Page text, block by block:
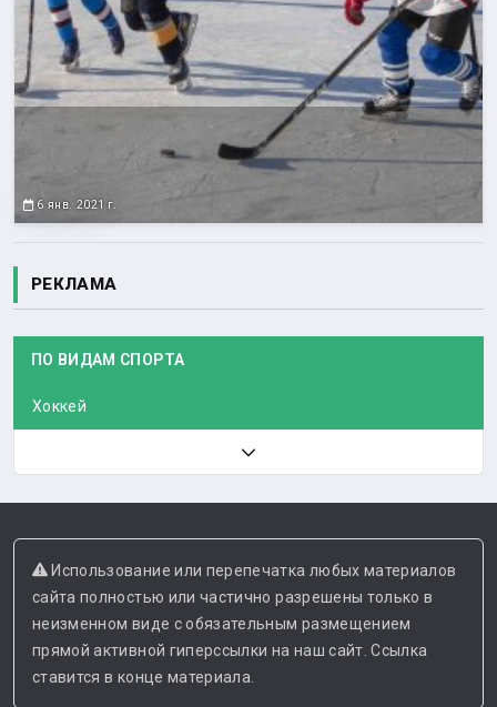
6 янв. 2021 г.
РЕКЛАМА
ПО ВИДАМ СПОРТА
Хоккей
Использование или перепечатка любых материалов
сайта полностью или частично разрешены только в
неизменном виде с обязательным размещением
прямой активной гиперссылки на наш сайт. Ссылка
ставится в конце материала.